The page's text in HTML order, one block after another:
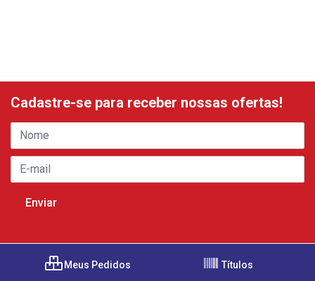
Cadastre-se para receber nossas ofertas!
Meus Pedidos Títulos